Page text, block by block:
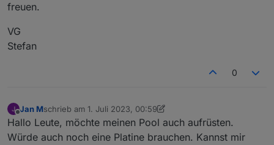
freuen.
VG
Stefan
0
Offline
Jan Mschrieb am 1. Juli 2023, 00:59
zuletzt editiert von Jan M7. Jan. 2023, 03:03
Hallo Leute, möchte meinen Pool auch aufrüsten.
Würde auch noch eine Platine brauchen. Kannst mir